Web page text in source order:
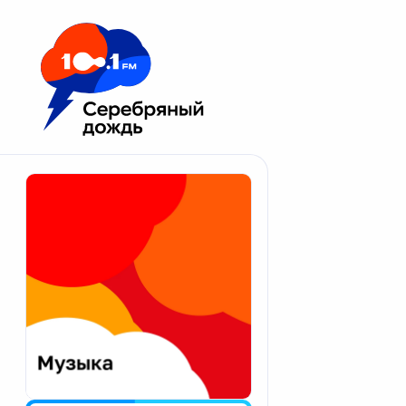
Москва 100.1 FM
Апатиты
Екатеринбург
Калининград
Калуга